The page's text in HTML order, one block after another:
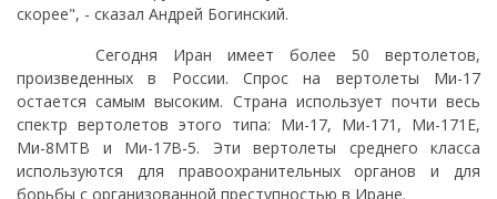
скорее", - сказал Андрей Богинский.
Сегодня Иран имеет более 50 вертолетов,
произведенных в России. Спрос на вертолеты Ми-17
остается самым высоким. Страна использует почти весь
спектр вертолетов этого типа: Ми-17, Ми-171, Ми-171Е,
Ми-8МТВ и Ми-17В-5. Эти вертолеты среднего класса
используются для правоохранительных органов и для
борьбы с организованной преступностью в Иране.